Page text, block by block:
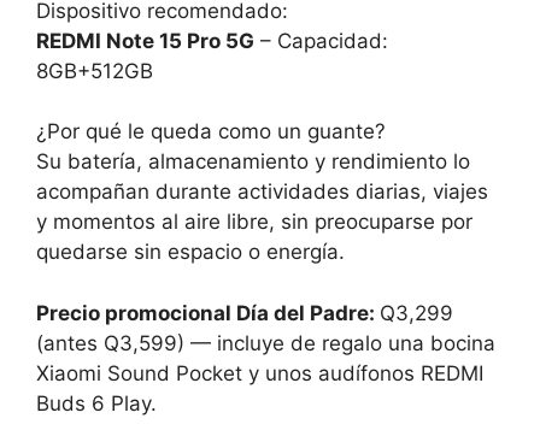
Dispositivo recomendado:
REDMI Note 15 Pro 5G – Capacidad:
8GB+512GB
¿Por qué le queda como un guante?
Su batería, almacenamiento y rendimiento lo
acompañan durante actividades diarias, viajes
y momentos al aire libre, sin preocuparse por
quedarse sin espacio o energía.
Precio promocional Día del Padre: Q3,299
(antes Q3,599) — incluye de regalo una bocina
Xiaomi Sound Pocket y unos audífonos REDMI
Buds 6 Play.